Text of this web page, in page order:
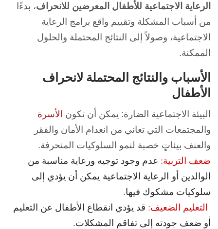
الرعاية الاجتماعية للأطفال المعرضين للانحراف، بدءًا
من أسباب المشكلة وتقييم واقع برامج الرعاية
الاجتماعية، وصولاً إلى النتائج المحتملة والحلول
الممكنة.
الأسباب والنتائج المحتملة لانحراف
الأطفال
البيئة الاجتماعية الضارة: يمكن أن تكون الأسرة
والمجتمعات التي تعاني من انعدام الأمان والفقر
والعنف بيئاتٍ خصبة لنمو السلوكيات المنحرفة.
ضعف التربية: عدم وجود توجيه ورعاية مناسبة من
الوالدين أو الرعاية الاجتماعية يمكن أن يؤدي إلى
سلوكيات مشكوك فيها.
التعليم الضعيف: قد يؤدي انقطاع الأطفال عن التعليم
أو ضعف جودته إلى تفاقم المشكلات.